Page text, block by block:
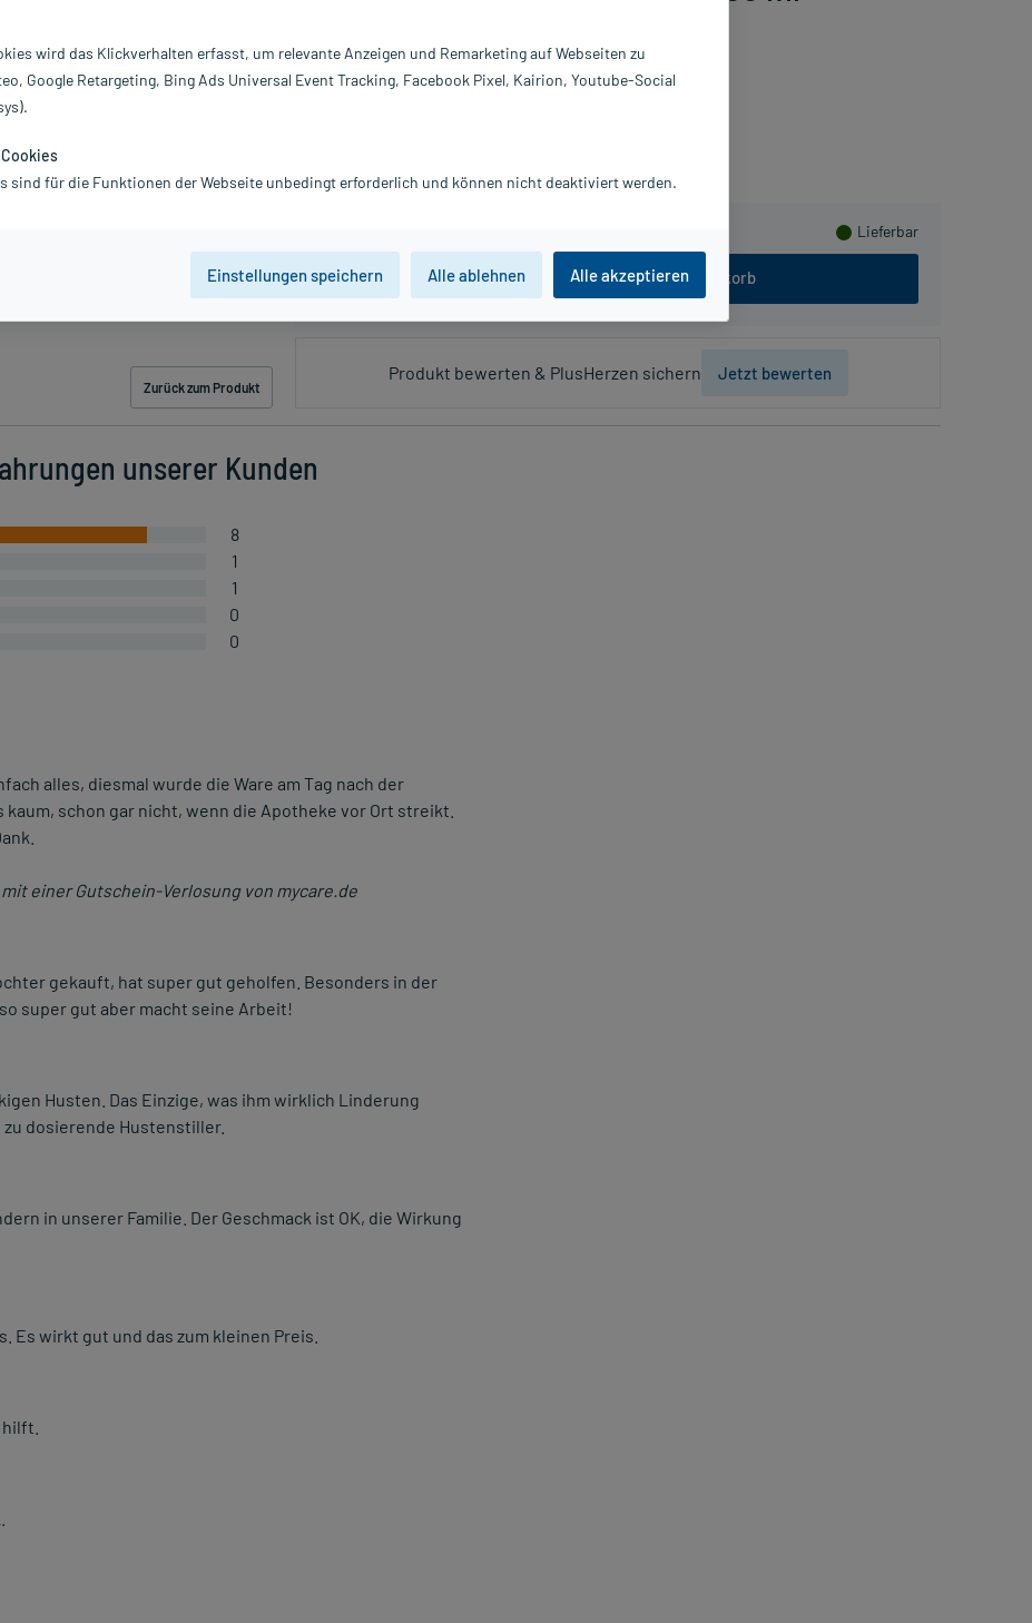
Zurück zum Produkt
PZN:08896912
Grundpreis: 42,90 € / l
Lieferbar
In den Warenkorb
Produkt bewerten & PlusHerzen sichern Jetzt bewerten
unserer Kunden
8
1
1
0
0
alles, diesmal wurde die Ware am Tag nach der
schon gar nicht, wenn die Apotheke vor Ort streikt.
einer Gutschein-Verlosung von mycare.de
gekauft, hat super gut geholfen. Besonders in der
super gut aber macht seine Arbeit!
Husten. Das Einzige, was ihm wirklich Linderung
dosierende Hustenstiller.
in unserer Familie. Der Geschmack ist OK, die Wirkung
wirkt gut und das zum kleinen Preis.
wird das Klickverhalten erfasst, um relevante Anzeigen und Remarketing auf Webseiten zu
Google Retargeting, Bing Ads Universal Event Tracking, Facebook Pixel, Kairion, Youtube-Social
sind für die Funktionen der Webseite unbedingt erforderlich und können nicht deaktiviert werden.
Einstellungen speichern Alle ablehnen Alle akzeptieren